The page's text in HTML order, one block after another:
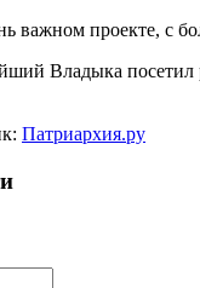
важном проекте, с
Владыка посетил
Патриархия.ру